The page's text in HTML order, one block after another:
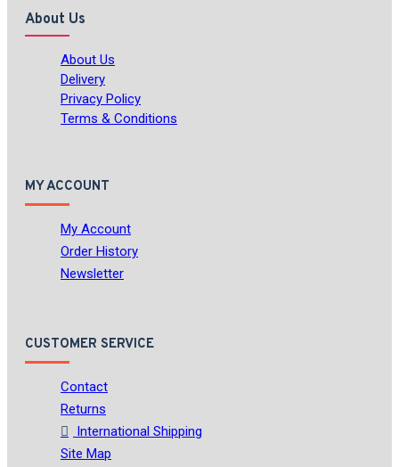
About Us
About Us
Delivery
Privacy Policy
Terms & Conditions
MY ACCOUNT
My Account
Order History
Newsletter
CUSTOMER SERVICE
Contact
Returns
International Shipping
Site Map